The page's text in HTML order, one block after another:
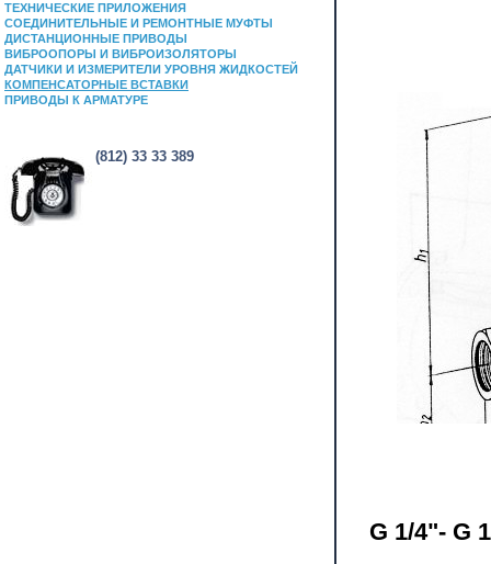
ТЕХНИЧЕСКИЕ ПРИЛОЖЕНИЯ
СОЕДИНИТЕЛЬНЫЕ И РЕМОНТНЫЕ МУФТЫ
ДИСТАНЦИОННЫЕ ПРИВОДЫ
ВИБРООПОРЫ И ВИБРОИЗОЛЯТОРЫ
ДАТЧИКИ И ИЗМЕРИТЕЛИ УРОВНЯ ЖИДКОСТЕЙ
КОМПЕНСАТОРНЫЕ ВСТАВКИ
ПРИВОДЫ К АРМАТУРЕ
(812) 33 33 389
G 1/